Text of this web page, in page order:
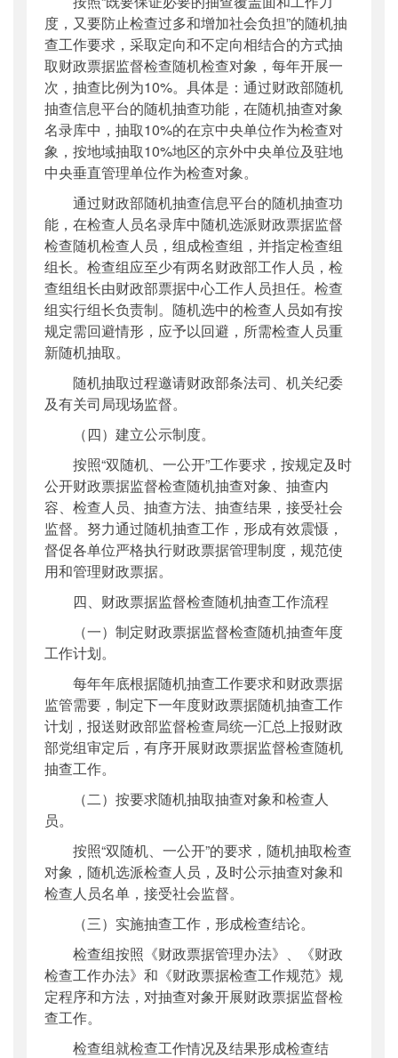
度，又要防止检查过多和增加社会负担”的随机抽
查工作要求，采取定向和不定向相结合的方式抽
取财政票据监督检查随机检查对象，每年开展一
次，抽查比例为10%。具体是：通过财政部随机
抽查信息平台的随机抽查功能，在随机抽查对象
名录库中，抽取10%的在京中央单位作为检查对
象，按地域抽取10%地区的京外中央单位及驻地
中央垂直管理单位作为检查对象。
通过财政部随机抽查信息平台的随机抽查功
能，在检查人员名录库中随机选派财政票据监督
检查随机检查人员，组成检查组，并指定检查组
组长。检查组应至少有两名财政部工作人员，检
查组组长由财政部票据中心工作人员担任。检查
组实行组长负责制。随机选中的检查人员如有按
规定需回避情形，应予以回避，所需检查人员重
新随机抽取。
随机抽取过程邀请财政部条法司、机关纪委
及有关司局现场监督。
（四）建立公示制度。
按照“双随机、一公开”工作要求，按规定及时
公开财政票据监督检查随机抽查对象、抽查内
容、检查人员、抽查方法、抽查结果，接受社会
监督。努力通过随机抽查工作，形成有效震慑，
督促各单位严格执行财政票据管理制度，规范使
用和管理财政票据。
四、财政票据监督检查随机抽查工作流程
（一）制定财政票据监督检查随机抽查年度
工作计划。
每年年底根据随机抽查工作要求和财政票据
监管需要，制定下一年度财政票据随机抽查工作
计划，报送财政部监督检查局统一汇总上报财政
部党组审定后，有序开展财政票据监督检查随机
抽查工作。
（二）按要求随机抽取抽查对象和检查人
员。
按照“双随机、一公开”的要求，随机抽取检查
对象，随机选派检查人员，及时公示抽查对象和
检查人员名单，接受社会监督。
（三）实施抽查工作，形成检查结论。
检查组按照《财政票据管理办法》、《财政
检查工作办法》和《财政票据检查工作规范》规
定程序和方法，对抽查对象开展财政票据监督检
查工作。
检查组就检查工作情况及结果形成检查结